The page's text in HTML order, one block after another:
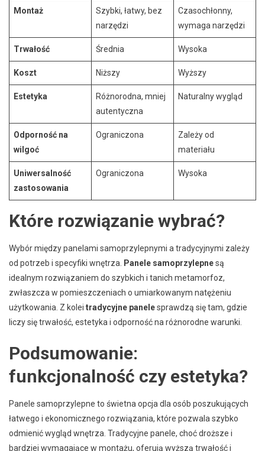
Montaż
Szybki, łatwy, bez
narzędzi
Czasochłonny,
wymaga narzędzi
Trwałość Średnia Wysoka
Koszt Niższy Wyższy
Estetyka
Różnorodna, mniej
autentyczna
Naturalny wygląd
Odporność na
wilgoć
Ograniczona
Zależy od
materiału
Uniwersalność
zastosowania
Ograniczona Wysoka
Które rozwiązanie wybrać?
Wybór między panelami samoprzylepnymi a tradycyjnymi zależy
od potrzeb i specyfiki wnętrza.
Panele samoprzylepnesą
idealnym rozwiązaniem do szybkich i tanich metamorfoz,
zwłaszcza w pomieszczeniach o umiarkowanym natężeniu
użytkowania. Z kolei tradycyjne panelesprawdzą się tam, gdzie
liczy się trwałość, estetyka i odporność na różnorodne warunki.
Podsumowanie:
funkcjonalność czy estetyka?
Panele samoprzylepne to świetna opcja dla osób poszukujących
łatwego i ekonomicznego rozwiązania, które pozwala szybko
odmienić wygląd wnętrza. Tradycyjne panele, choć droższe i
bardziej wymagające w montażu, oferują wyższą trwałość i